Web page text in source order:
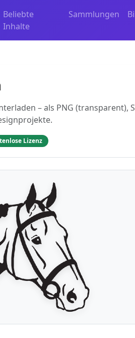
Beliebte
Inhalte
Sammlungen
– als PNG (transparent),
Lizenz